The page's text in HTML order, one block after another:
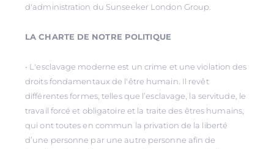
d'administration du Sunseeker London Group.
LA CHARTE DE NOTRE POLITIQUE
• L'esclavage moderne est un crime et une violation des
droits fondamentaux de l'être humain. Il revêt
différentes formes, telles que l’esclavage, la servitude, le
travail forcé et obligatoire et la traite des êtres humains,
qui ont toutes en commun la privation de la liberté
d’une personne par une autre personne afin de